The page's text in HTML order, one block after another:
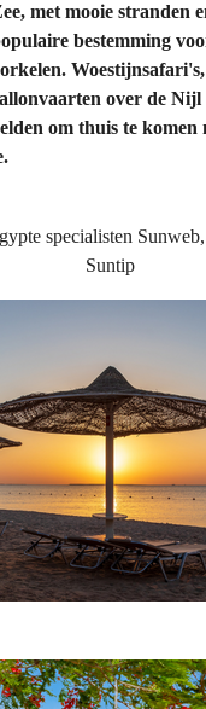
met mooie stranden
bestemming
over de Nijl
om thuis te komen
specialisten
Suntip